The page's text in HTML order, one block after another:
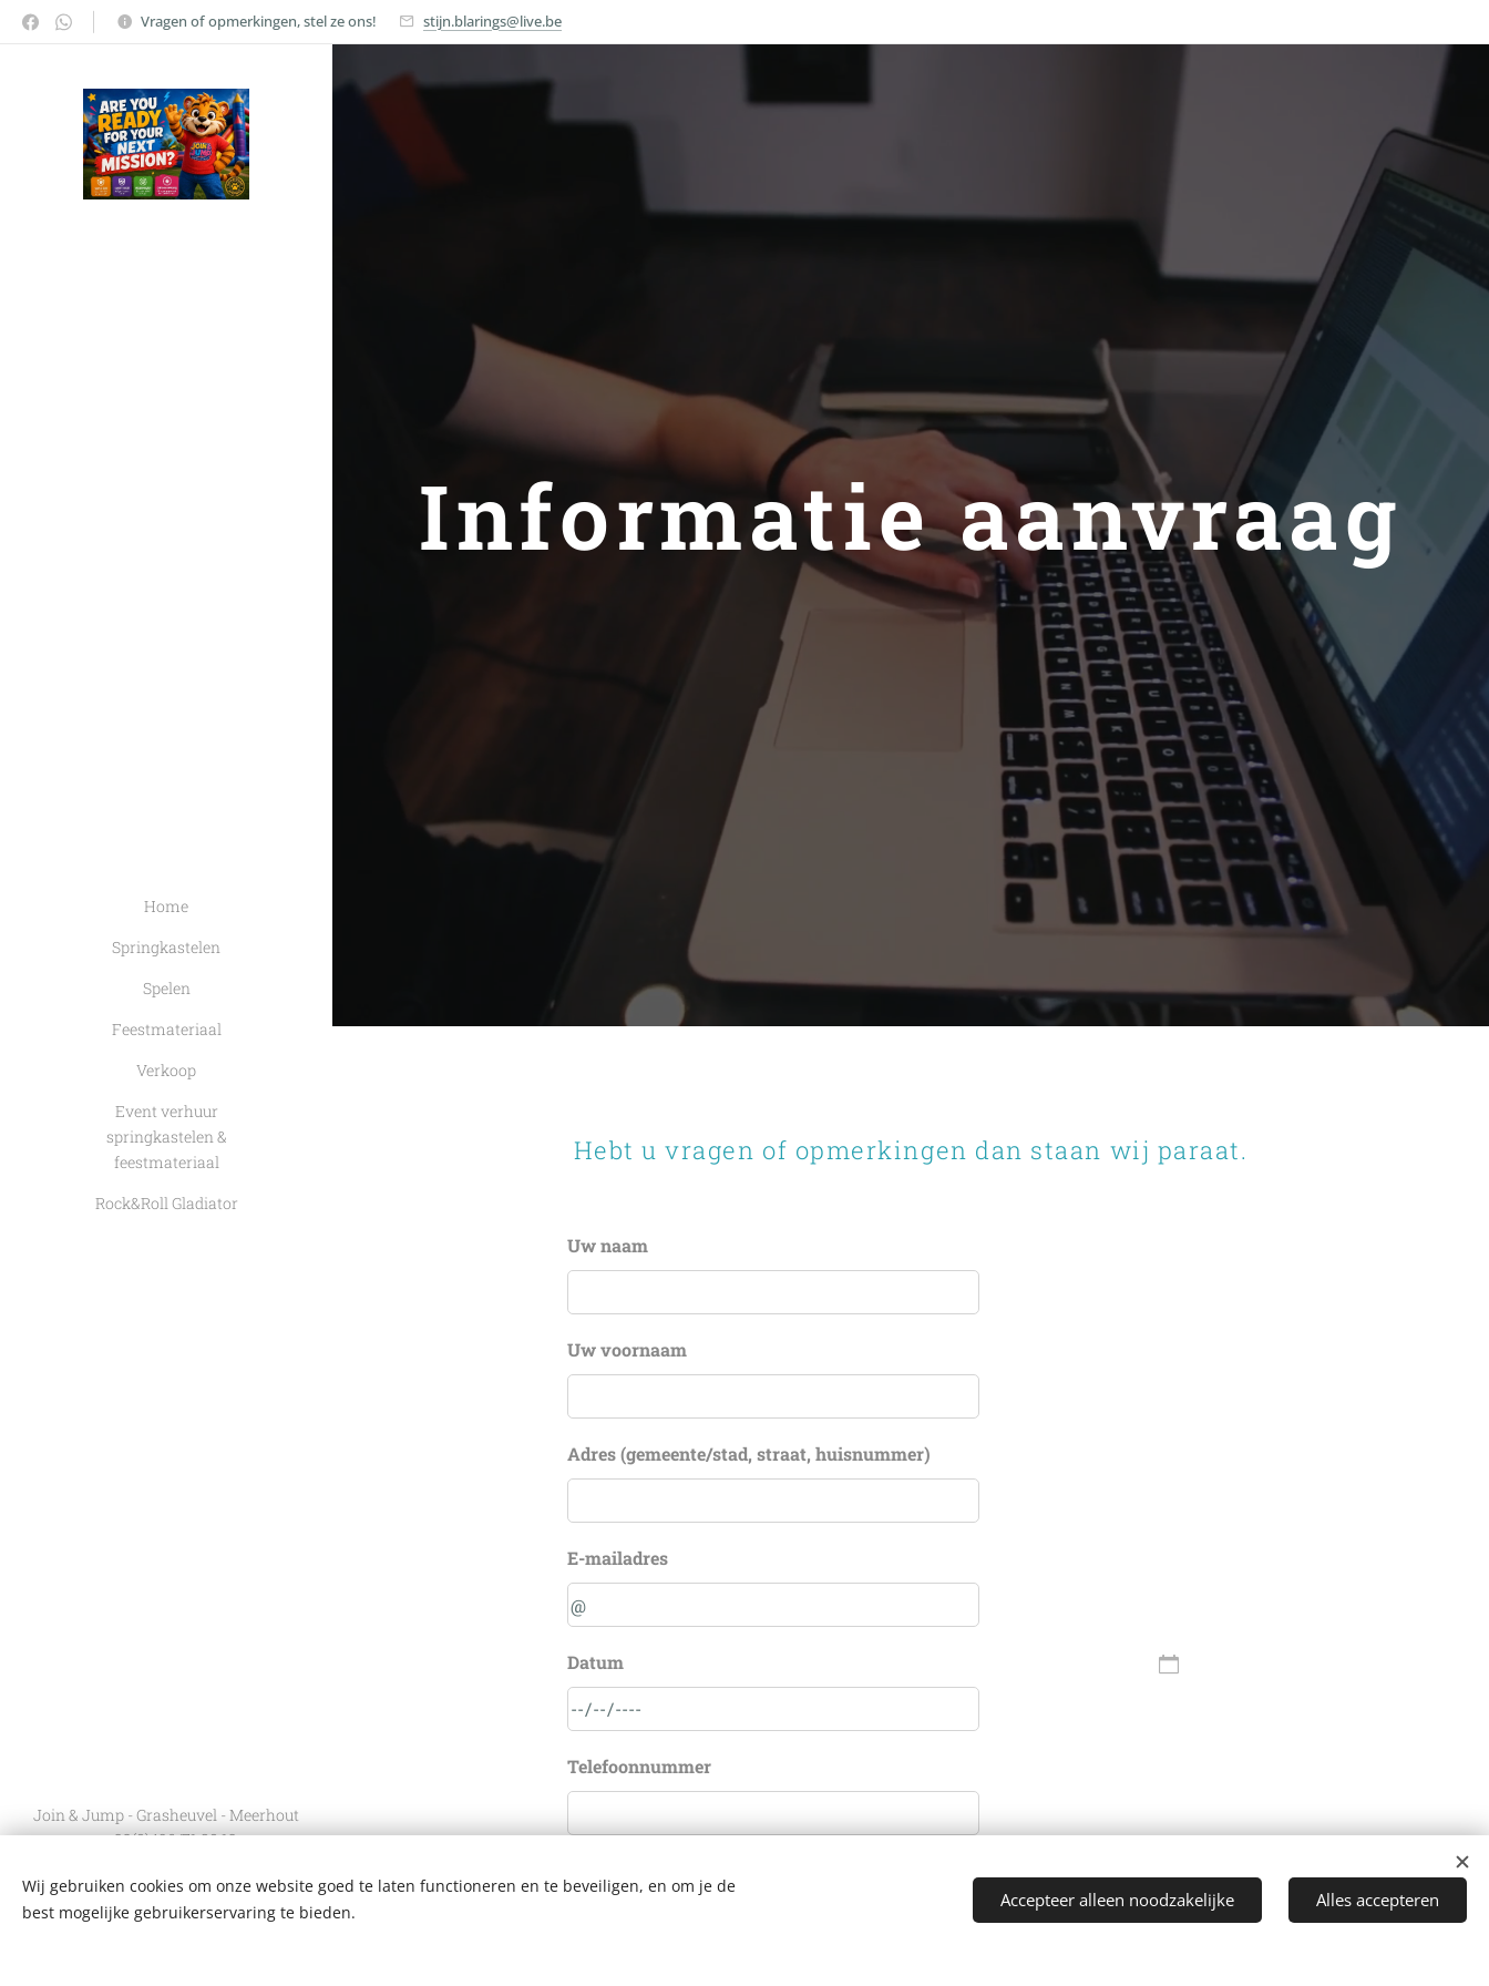
Vragen of opmerkingen, stel ze ons! stijn.blarings@live.be
Home
Springkastelen
Spelen
Feestmateriaal
Verkoop
Event verhuur
springkastelen &
feestmateriaal
Rock&Roll Gladiator
Informatie aanvraag
Hebt u vragen of opmerkingen dan staan wij paraat.
Uw naam
Uw voornaam
Adres (gemeente/stad, straat, huisnummer)
E-mailadres
Datum
Telefoonnummer
Join & Jump - Grasheuvel - Meerhout
- +32(0)496/71.80.13
Meerhout - Olmen - Balen - Mol - Geel
- Laakdal - Tessenderlo - Ham
Cookies
Wij gebruiken cookies om onze website goed te laten functioneren en te beveiligen, en om je de
best mogelijke gebruikerservaring te bieden.
Accepteer alleen noodzakelijke Alles accepteren